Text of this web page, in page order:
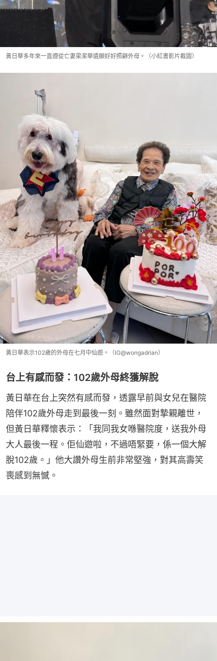
黃日華多年來一直遵從亡妻梁潔華遺願好好照顧外母。（小紅書影片截圖）
黃日華表示102歲的外母在七月中仙遊。（IG@wongadrian）
台上有感而發：102歲外母終獲解脫
黃日華在台上突然有感而發，透露早前與女兒在醫院
陪伴102歲外母走到最後一刻。雖然面對摯親離世，
但黃日華釋懷表示：「我同我女喺醫院度，送我外母
大人最後一程。佢仙遊啦，不過唔緊要，係一個大解
脫102歲。」他大讚外母生前非常堅強，對其高壽笑
喪感到無憾。